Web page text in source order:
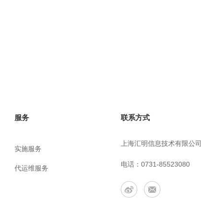
服务
实施服务
代运维服务
联系方式
上海汇明信息技术有限公司
电话：0731-85523080